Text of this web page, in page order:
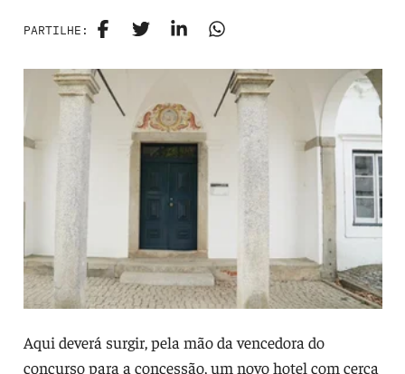
PARTILHE:
Aqui deverá surgir, pela mão da vencedora do
concurso para a concessão, um novo hotel com cerca